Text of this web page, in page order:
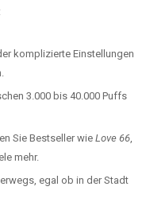
komplizierte Einstellungen
3.000 bis 40.000 Puffs
Sie Bestseller wie Love 66,
mehr.
egal ob in der Stadt